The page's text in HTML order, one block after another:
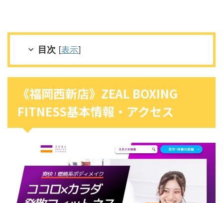
目次 [表示]
《福岡西新店》ZEAL BOXING
FITNESS基本情報・アクセス